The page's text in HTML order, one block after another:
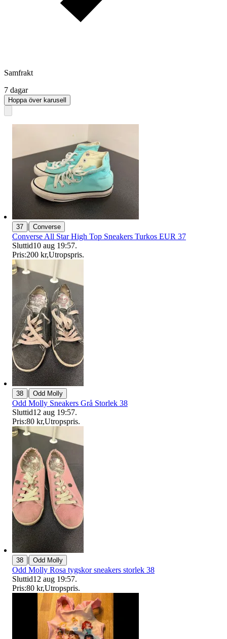
Samfrakt
7 dagar
Hoppa över karusell
37 | Converse
Converse All Star High Top Sneakers Turkos EUR 37
Sluttid10 aug 19:57.
Pris:200 kr,Utropspris.
38 | Odd Molly
Odd Molly Sneakers Grå Storlek 38
Sluttid12 aug 19:57.
Pris:80 kr,Utropspris.
38 | Odd Molly
Odd Molly Rosa tygskor sneakers storlek 38
Sluttid12 aug 19:57.
Pris:80 kr,Utropspris.